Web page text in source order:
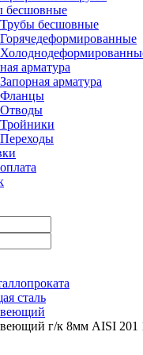
бесшовные
Трубы бесшовные
Горячедеформированные
арматура
Запорная арматура
Фланцы
Отводы
Тройники
Переходы
сталь
г/к 8мм AISI 201